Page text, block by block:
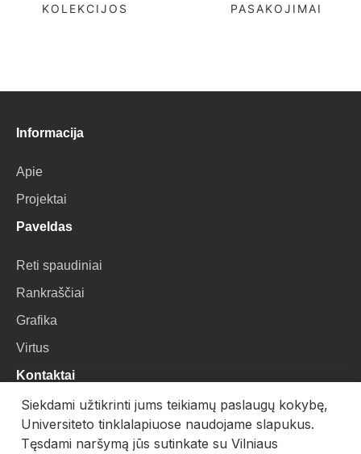
KOLEKCIJOS PASAKOJIMAI
Informacija
Apie
Projektai
Paveldas
Reti spaudiniai
Rankraščiai
Grafika
Virtus
Kontaktai
VU Biblioteka
Universiteto g. 3, LT-01122, Vilnius
Siekdami užtikrinti jums teikiamų paslaugų kokybę,
Universiteto tinklalapiuose naudojame slapukus.
Tęsdami naršymą jūs sutinkate su Vilniaus